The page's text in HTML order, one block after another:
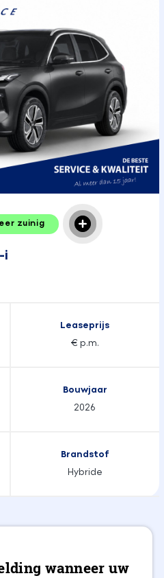
zuinig
i
Leaseprijs
€ p.m.
Bouwjaar
2026
Brandstof
Hybride
wanneer uw